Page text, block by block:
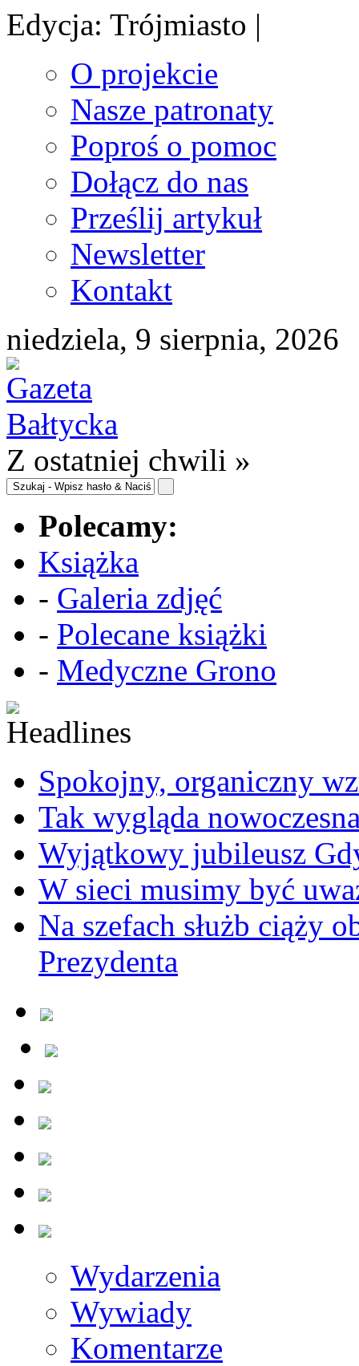
Edycja: Trójmiasto |
O projekcie
Nasze patronaty
Poproś o pomoc
Dołącz do nas
Prześlij artykuł
Newsletter
Kontakt
niedziela, 9 sierpnia, 2026
Z ostatniej chwili »
Polecamy:
Książka
- Galeria zdjęć
- Polecane książki
- Medyczne Grono
Spokojny, organiczny
Tak wygląda
Wyjątkowy jubileusz
W sieci musimy być
Na szefach służb ciąży
Prezydenta
Wydarzenia
Wywiady
Komentarze